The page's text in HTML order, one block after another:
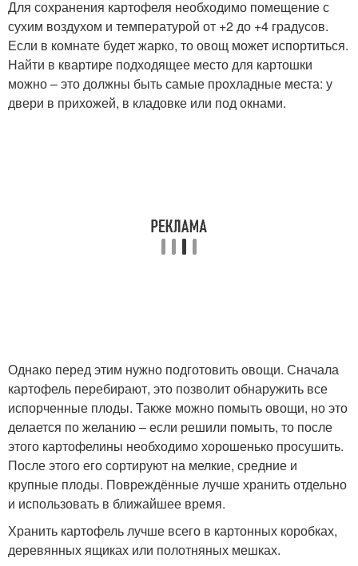
Для сохранения картофеля необходимо помещение с
сухим воздухом и температурой от +2 до +4 градусов.
Если в комнате будет жарко, то овощ может испортиться.
Найти в квартире подходящее место для картошки
можно – это должны быть самые прохладные места: у
двери в прихожей, в кладовке или под окнами.
Однако перед этим нужно подготовить овощи. Сначала
картофель перебирают, это позволит обнаружить все
испорченные плоды. Также можно помыть овощи, но это
делается по желанию – если решили помыть, то после
этого картофелины необходимо хорошенько просушить.
После этого его сортируют на мелкие, средние и
крупные плоды. Повреждённые лучше хранить отдельно
и использовать в ближайшее время.
Хранить картофель лучше всего в картонных коробках,
деревянных ящиках или полотняных мешках.